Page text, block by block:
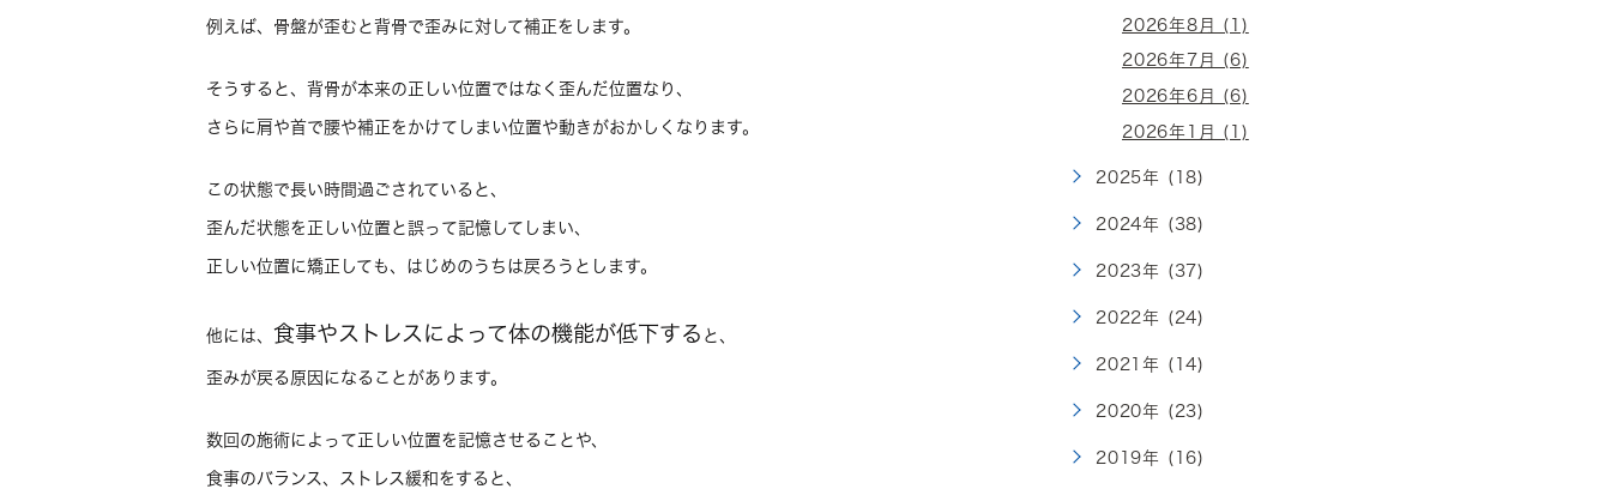
例えば、骨盤が歪むと背骨で歪みに対して補正をします。
そうすると、背骨が本来の正しい位置ではなく歪んだ位置なり、
さらに肩や首で腰や補正をかけてしまい位置や動きがおかしくなります。
この状態で長い時間過ごされていると、
歪んだ状態を正しい位置と誤って記憶してしまい、
正しい位置に矯正しても、はじめのうちは戻ろうとします。
他には、 食事やストレスによって体の機能が低下する と、
歪みが戻る原因になることがあります。
数回の施術によって正しい位置を記憶させることや、
食事のバランス、ストレス緩和をすると、
2026年8月 (1)
2026年7月 (6)
2026年6月 (6)
2026年1月 (1)
2025年 (18)
2024年 (38)
2023年 (37)
2022年 (24)
2021年 (14)
2020年 (23)
2019年 (16)